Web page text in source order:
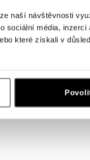
naší návštěvnosti
sociální média, inzerci
které získali v